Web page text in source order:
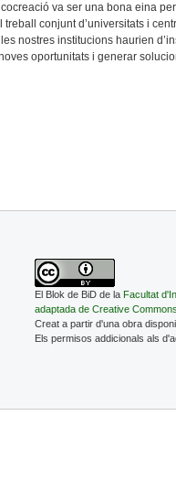
va ser una bona eina
conjunt d’universitats i
nostres institucions haurien
oportunitats i generar
El Blok de BiD de la Facultat
adaptada de Creative
Creat a partir d'una obra
Els permisos addicionals als